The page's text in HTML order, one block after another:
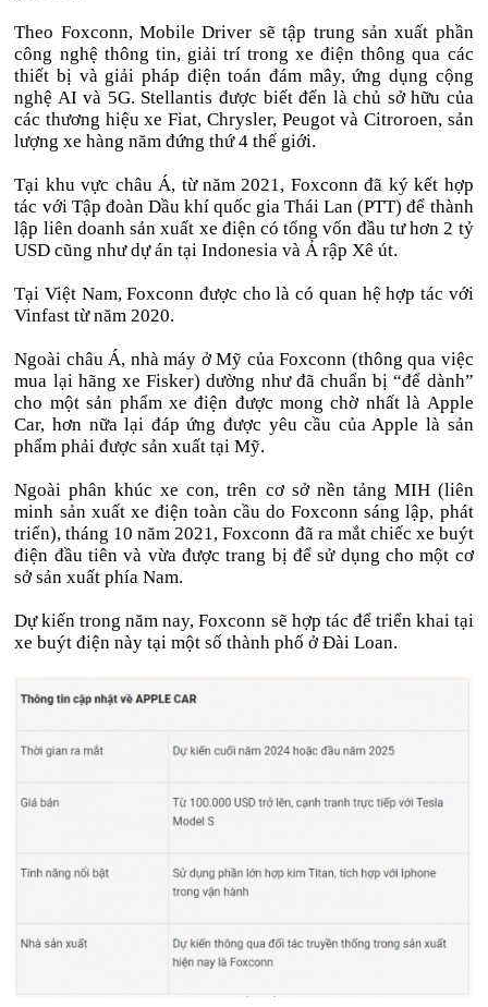
Theo Foxconn, Mobile Driver sẽ tập trung sản xuất phần
công nghệ thông tin, giải trí trong xe điện thông qua các
thiết bị và giải pháp điện toán đám mây, ứng dụng cộng
nghệ AI và 5G. Stellantis được biết đến là chủ sở hữu của
các thương hiệu xe Fiat, Chrysler, Peugot và Citroroen, sản
lượng xe hàng năm đứng thứ 4 thế giới.
Tại khu vực châu Á, từ năm 2021, Foxconn đã ký kết hợp
tác với Tập đoàn Dầu khí quốc gia Thái Lan (PTT) để thành
lập liên doanh sản xuất xe điện có tổng vốn đầu tư hơn 2 tỷ
USD cũng như dự án tại Indonesia và Ả rập Xê út.
Tại Việt Nam, Foxconn được cho là có quan hệ hợp tác với
Vinfast từ năm 2020.
Ngoài châu Á, nhà máy ở Mỹ của Foxconn (thông qua việc
mua lại hãng xe Fisker) dường như đã chuẩn bị “để dành”
cho một sản phẩm xe điện được mong chờ nhất là Apple
Car, hơn nữa lại đáp ứng được yêu cầu của Apple là sản
phẩm phải được sản xuất tại Mỹ.
Ngoài phân khúc xe con, trên cơ sở nền tảng MIH (liên
minh sản xuất xe điện toàn cầu do Foxconn sáng lập, phát
triển), tháng 10 năm 2021, Foxconn đã ra mắt chiếc xe buýt
điện đầu tiên và vừa được trang bị để sử dụng cho một cơ
sở sản xuất phía Nam.
Dự kiến trong năm nay, Foxconn sẽ hợp tác để triển khai tại
xe buýt điện này tại một số thành phố ở Đài Loan.